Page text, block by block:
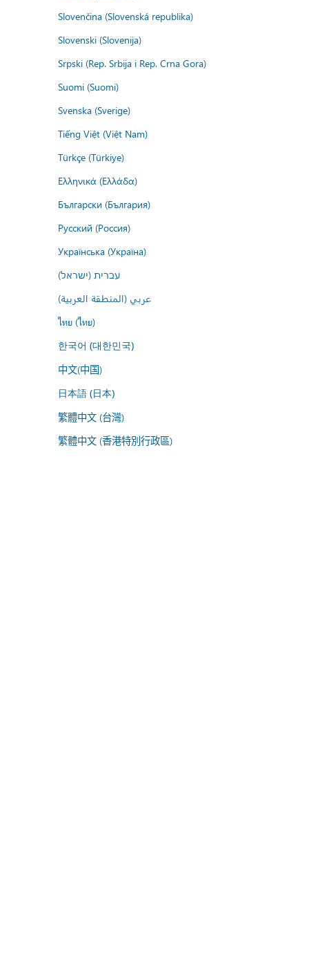
Slovenčina (Slovenská republika)
Slovenski (Slovenija)
Srpski (Rep. Srbija i Rep. Crna Gora)
Suomi (Suomi)
Svenska (Sverige)
Tiếng Việt (Việt Nam)
Türkçe (Türkiye)
Ελληνικά (Ελλάδα)
Български (България)
Русский (Россия)
Українська (Україна)
עברית (ישראל)
عربي (المنطقة العربية)
ไทย (ไทย)
한국어 (대한민국)
中文(中国)
日本語 (日本)
繁體中文 (台灣)
繁體中文 (香港特別行政區)